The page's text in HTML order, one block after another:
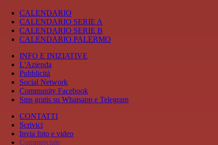
CALENDARIO
CALENDARIO SERIE A
CALENDARIO SERIE B
CALENDARIO PALERMO
INFO E INIZIATIVE
L'Azienda
Pubblicità
Social Network
Community Facebook
Sms gratis su Whatsapp e Telegram
CONTATTI
Scrivici
Invia foto e video
Commerciale